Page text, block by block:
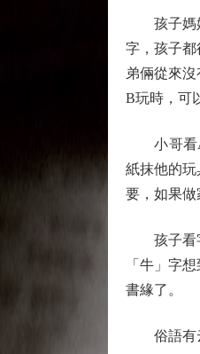
孩子媽媽
字，孩子
弟倆從來
B玩時，可
小哥看A
紙抹他的
要，如果做
孩子看字
「牛」字
書緣了。
俗語有云